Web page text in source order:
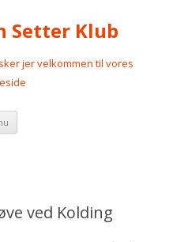
Setter Klub
jer velkommen til vores
Videre
indhold
ved Kolding